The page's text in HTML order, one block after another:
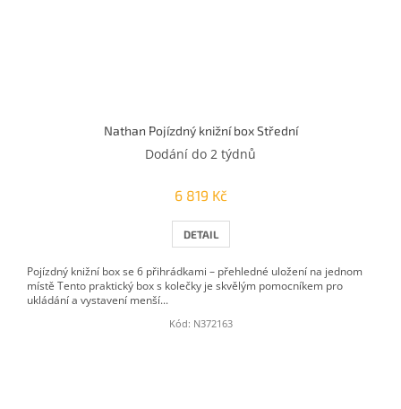
Nathan Pojízdný knižní box Střední
Dodání do 2 týdnů
6 819 Kč
DETAIL
Pojízdný knižní box se 6 přihrádkami – přehledné uložení na jednom
místě Tento praktický box s kolečky je skvělým pomocníkem pro
ukládání a vystavení menší...
Kód: N372163